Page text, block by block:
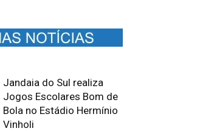
Jandaia do Sul realiza
Jogos Escolares Bom de
Bola no Estádio Hermínio
Vinholi